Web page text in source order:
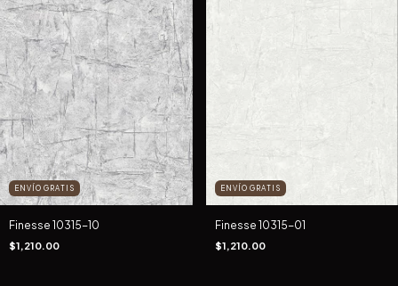
ENVÍO GRATIS
Finesse 10315-10
$1,210.00
ENVÍO GRATIS
Finesse 10315-01
$1,210.00